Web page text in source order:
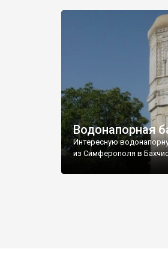
Водонапорная
Интересную
из Симферополя в